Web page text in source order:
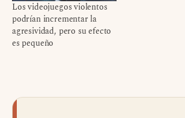
Los videojuegos violentos
podrían incrementar la
agresividad, pero su efecto
es pequeño